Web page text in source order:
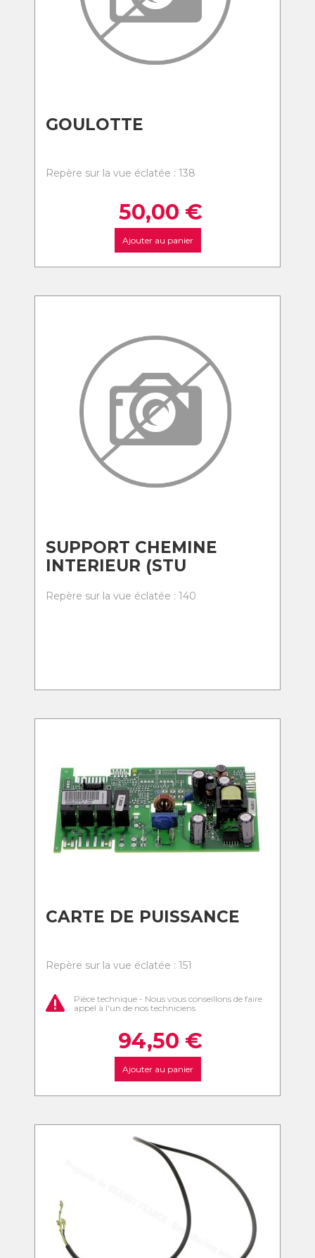
GOULOTTE
Repère sur la vue éclatée : 138
50,00 €
Ajouter au panier
SUPPORT CHEMINE
INTERIEUR (STU
Repère sur la vue éclatée : 140
CARTE DE PUISSANCE
Repère sur la vue éclatée : 151
Pièce technique - Nous vous conseillons de faire
appel à l'un de nos techniciens
94,50 €
Ajouter au panier